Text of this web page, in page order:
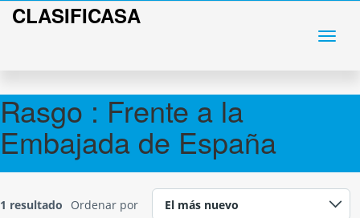
CLASIFICASA
Rasgo : Frente a la
Embajada de España
1 resultado Ordenar por